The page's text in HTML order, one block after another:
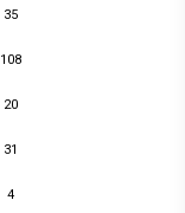
35
108
20
31
4